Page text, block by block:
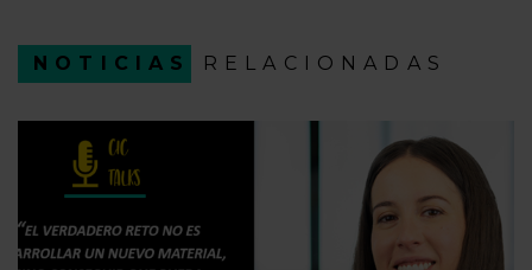
NOTICIAS RELACIONADAS